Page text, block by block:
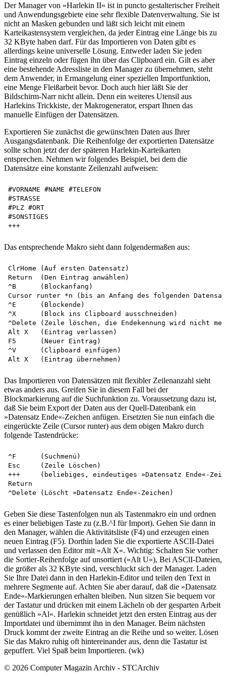
Der Manager von »Harlekin II« ist in puncto gestalterischer Freiheit
und Anwendungsgebiete eine sehr flexible Datenverwaltung. Sie ist
nicht an Masken gebunden und läßt sich leicht mit einem
Karteikastensystem vergleichen, da jeder Eintrag eine Länge bis zu
32 KByte haben darf. Für das Importieren von Daten gibt es
allerdings keine universelle Lösung. Entweder laden Sie jeden
Eintrag einzeln oder fügen ihn über das Clipboard ein. Gilt es aber
eine bestehende Adressliste in den Manager zu übernehmen, steht
dem Anwender, in Ermangelung einer speziellen Importfunktion,
eine Menge Fleißarbeit bevor. Doch auch hier läßt Sie der
Bildschirm-Narr nicht allein. Denn ein weiteres Utensil aus
Harlekins Trickkiste, der Makrogenerator, erspart Ihnen das
manuelle Einfügen der Datensätzen.
Exportieren Sie zunächst die gewünschten Daten aus Ihrer
Ausgangsdatenbank. Die Reihenfolge der exportierten Datensätze
sollte schon jetzt der der späteren Harlekin-Karteikarten
entsprechen. Nehmen wir folgendes Beispiel, bei dem die
Datensätze eine konstante Zeilenzahl aufweisen:
#VORNAME #NAME #TELEFON
#STRASSE
#PLZ #ORT
#SONSTIGES
Das entsprechende Makro sieht dann folgendermaßen aus:
ClrHome	(Auf ersten Datensatz)
Return	(Den Eintrag anwählen)
^B	(Blockanfang)
Cursor runter *n (bis an Anfang des folgenden
^E	(Blockende)
^X	(Block ins Clipboard ausschneiden)
^Delete (Zeile löschen, die Endekennung wird nicht
Alt X	(Eintrag verlassen)
F5	(Neuer Eintrag)
^V	(Clipboard einfügen)
Das Importieren von Datensätzen mit flexibler Zeilenanzahl sieht
etwas anders aus. Greifen Sie in diesem Fall bei der
Blockmarkierung auf die Suchfunktion zu. Voraussetzung dazu ist,
daß Sie beim Export der Daten aus der Quell-Datenbank ein
»Datensatz Ende«-Zeichen anfügen. Ersetzten Sie nun einfach die
eingerückte Zeile (Cursor runter) aus dem obigen Makro durch
folgende Tastendrücke:
^F	(Suchmenü)
Esc	(Zeile Löschen)
+++	(beliebiges, eindeutiges »Datensatz Ende«-Zeichen)
Return
Geben Sie diese Tastenfolgen nun als Tastenmakro ein und ordnen
es einer beliebigen Taste zu (z.B.^I für Import). Gehen Sie dann in
den Manager, wählen die Aktivitätsliste (F4) und erzeugen einen
neuen Eintrag (F5). Dorthin laden Sie die exportierte ASCII-Datei
und verlassen den Editor mit »Alt X«. Wichtig: Schalten Sie vorher
die Sortier-Reihenfolge auf unsortiert (»Alt U«), Bei ASClI-Dateien,
die größer als 32 KByte sind, verschluckt sich der Manager. Laden
Sie Ihre Datei dann in den Harlekin-Editor und teilen den Text in
mehrere Segmente auf. Achten Sie aber darauf, daß die »Datensatz
Ende«-Markierungen erhalten bleiben. Nun sitzen Sie bequem vor
der Tastatur und drücken mit einem Lächeln ob der gesparten Arbeit
genüßlich »Al«. Harlekin schneidet jetzt den ersten Eintrag aus der
Importdatei und übernimmt ihn in den Manager. Beim nächsten
Druck kommt der zweite Eintrag an die Reihe und so weiter. Lösen
Sie das Makro ruhig oft hintereinander aus, denn die Tastatur ist
gepuffert. Viel Spaß beim Importieren. (wk)
© 2026 Computer Magazin Archiv - STCArchiv